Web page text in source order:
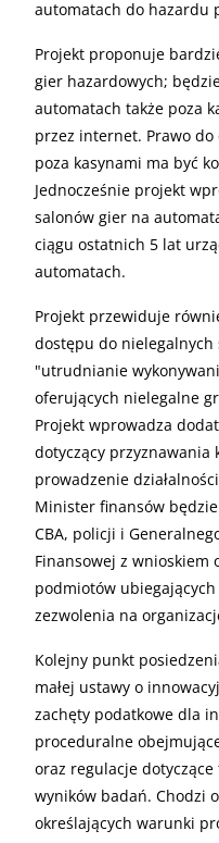
automatach do hazardu
Projekt proponuje
gier hazardowych;
automatach także poza
przez internet. Prawo
poza kasynami ma być
Jednocześnie projekt
salonów gier na
ciągu ostatnich 5 lat
automatach.
Projekt przewiduje
dostępu do
"utrudnianie
oferujących nielegalne
Projekt wprowadza
dotyczący przyznawania
prowadzenie
Minister finansów
CBA, policji i
Finansowej z wnioskiem
podmiotów
zezwolenia na
Kolejny punkt
małej ustawy o
zachęty podatkowe dla
proceduralne
oraz regulacje
wyników badań. Chodzi
określających warunki